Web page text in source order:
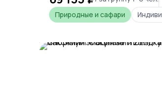
удивляет контрастами и
навсегда.
Природные и сафари